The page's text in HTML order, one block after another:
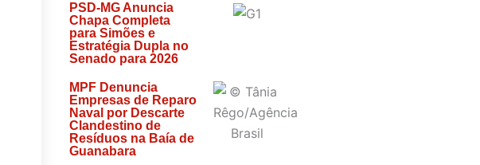
PSD-MG Anuncia
Chapa Completa
para Simões e
Estratégia Dupla no
Senado para 2026
MPF Denuncia
Empresas de Reparo
Naval por Descarte
Clandestino de
Resíduos na Baía de
Guanabara